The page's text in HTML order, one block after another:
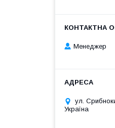
Менеджер
ул.
Україна